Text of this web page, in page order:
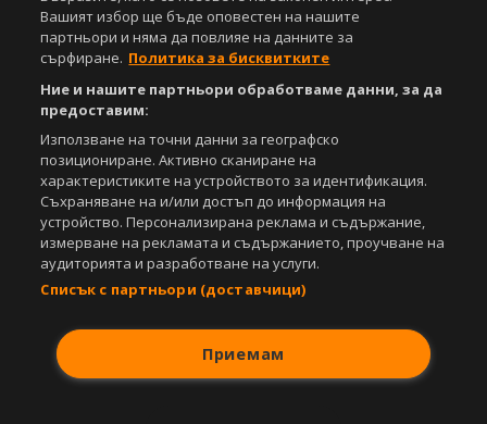
под закрила на Закона за авторското право и сродните му права.
Всички статии, репортажи, интервюта и други текстови, графични и
видео материали, публикувани в сайта, са собственост на Агенция
публикуване на текстови материали само след писмено съгласие на
Агенция Спортал, посочване на източника и добавяне на линк към
www.sportal.bg. Използването на графични и видео материали,
публикувани в сайта, е строго забранено. Нарушителите ще бъдат
санкционирани с цялата строгост на закона.
БЕЗПЛАТНОТО приложение за:
Android
Вашият избор ще бъде оповестен на нашите
партньори и няма да повлияе на данните за
сърфиране. Политика за бисквитките
Ние и нашите партньори обработваме данни, за да
предоставим:
Използване на точни данни за географско
позициониране. Активно сканиране на
характеристиките на устройството за идентификация.
Съхраняване на и/или достъп до информация на
устройство. Персонализирана реклама и съдържание,
измерване на рекламата и съдържанието, проучване на
аудиторията и разработване на услуги.
Списък с партньори (доставчици)
Приемам